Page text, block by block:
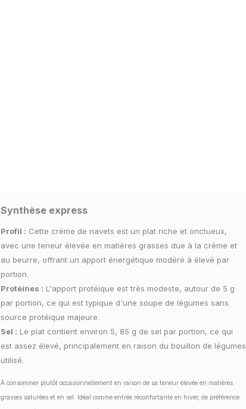
Synthèse express
Profil : Cette crème de navets est un plat riche et onctueux,
avec une teneur élevée en matières grasses due à la crème et
au beurre, offrant un apport énergétique modéré à élevé par
portion.
Protéines : L'apport protéique est très modeste, autour de 5 g
par portion, ce qui est typique d'une soupe de légumes sans
source protéique majeure.
Sel : Le plat contient environ 5, 85 g de sel par portion, ce qui
est assez élevé, principalement en raison du bouillon de légumes
utilisé.
À consommer plutôt occasionnellement en raison de sa teneur élevée en matières
grasses saturées et en sel. Idéal comme entrée réconfortante en hiver, de préférence